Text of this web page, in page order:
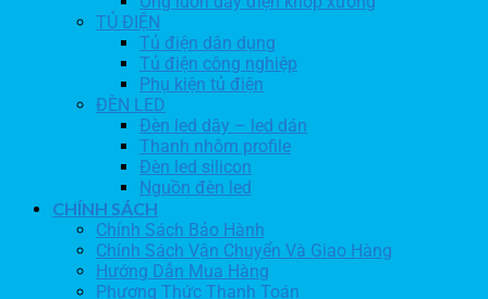
TỦ ĐIỆN
Tủ điện dân dụng
Tủ điện công nghiệp
Phụ kiện tủ điện
ĐÈN LED
Đèn led dây – led dán
Thanh nhôm profile
Đèn led silicon
Nguồn đèn led
CHÍNH SÁCH
Chính Sách Bảo Hành
Chính Sách Vận Chuyển Và Giao Hàng
Hướng Dẫn Mua Hàng
Phương Thức Thanh Toán